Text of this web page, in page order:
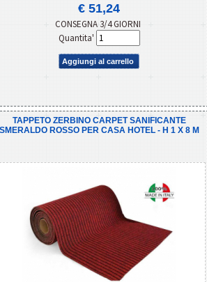
€ 51,24
CONSEGNA 3/4 GIORNI
Quantita'
Aggiungi al carrello
TAPPETO ZERBINO CARPET SANIFICANTE
SMERALDO ROSSO PER CASA HOTEL - H 1 X 8 M